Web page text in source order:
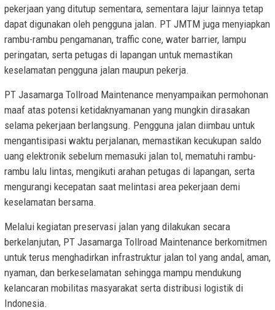
pekerjaan yang ditutup sementara, sementara lajur lainnya tetap
dapat digunakan oleh pengguna jalan. PT JMTM juga menyiapkan
rambu-rambu pengamanan, traffic cone, water barrier, lampu
peringatan, serta petugas di lapangan untuk memastikan
keselamatan pengguna jalan maupun pekerja.
PT Jasamarga Tollroad Maintenance menyampaikan permohonan
maaf atas potensi ketidaknyamanan yang mungkin dirasakan
selama pekerjaan berlangsung. Pengguna jalan diimbau untuk
mengantisipasi waktu perjalanan, memastikan kecukupan saldo
uang elektronik sebelum memasuki jalan tol, mematuhi rambu-
rambu lalu lintas, mengikuti arahan petugas di lapangan, serta
mengurangi kecepatan saat melintasi area pekerjaan demi
keselamatan bersama.
Melalui kegiatan preservasi jalan yang dilakukan secara
berkelanjutan, PT Jasamarga Tollroad Maintenance berkomitmen
untuk terus menghadirkan infrastruktur jalan tol yang andal, aman,
nyaman, dan berkeselamatan sehingga mampu mendukung
kelancaran mobilitas masyarakat serta distribusi logistik di
Indonesia.